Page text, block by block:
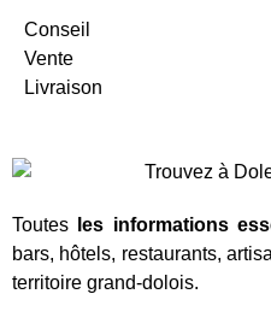
Conseil
Vente
Livraison
Toutes les informations
bars, hôtels, restaurants,
territoire grand-dolois.